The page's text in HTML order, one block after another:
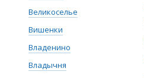
Великоселье
Вишенки
Владенино
Владычня